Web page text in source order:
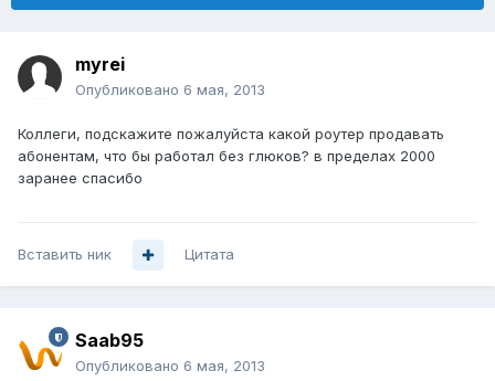
myrei
Опубликовано 6 мая, 2013
Коллеги, подскажите пожалуйста какой роутер продавать
абонентам, что бы работал без глюков? в пределах 2000
заранее спасибо
Вставить ник Цитата
Saab95
Опубликовано 6 мая, 2013